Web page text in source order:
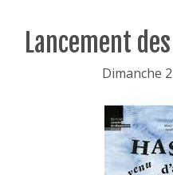
Lancement
Dimanche